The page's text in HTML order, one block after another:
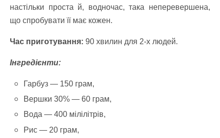
настільки проста й, водночас, така неперевершена,
що спробувати її має кожен.
Час приготування: 90 хвилин для 2-х людей.
Інгредієнти:
Гарбуз — 150 грам,
Вершки 30% — 60 грам,
Вода — 400 мілілітрів,
Рис — 20 грам,